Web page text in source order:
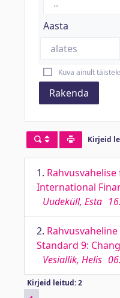
Aasta
Kuva ainult
Rakenda
Kirjeid
1.
International
Uudeküll, Esta
2.
Standard 9:
Vesiallik, Helis
Kirjeid leitud: 2